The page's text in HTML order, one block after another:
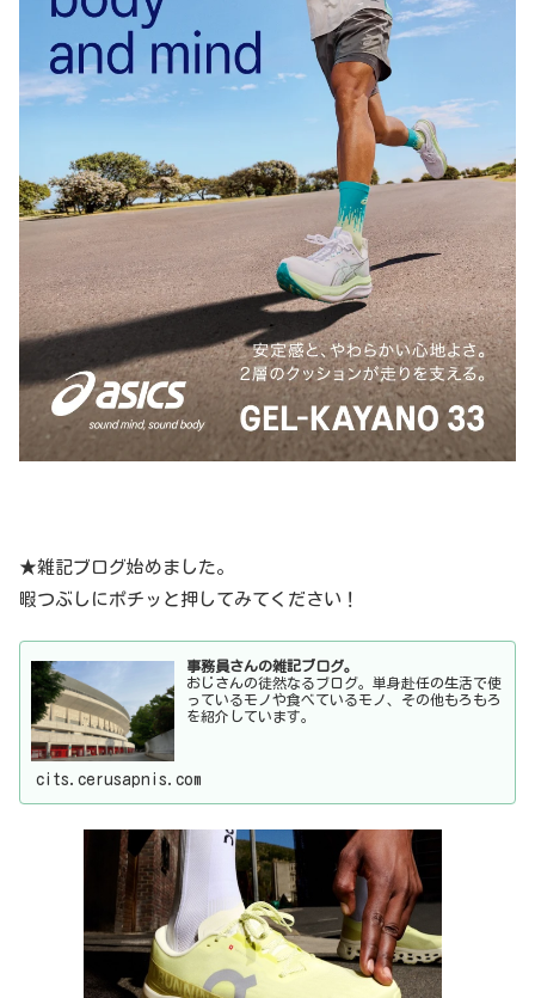
★雑記ブログ始めました。
暇つぶしにポチッと押してみてください！
事務員さんの雑記ブログ。
おじさんの徒然なるブログ。単身赴任の生活で使
っているモノや食べているモノ、その他もろもろ
を紹介しています。
cits.cerusapnis.com